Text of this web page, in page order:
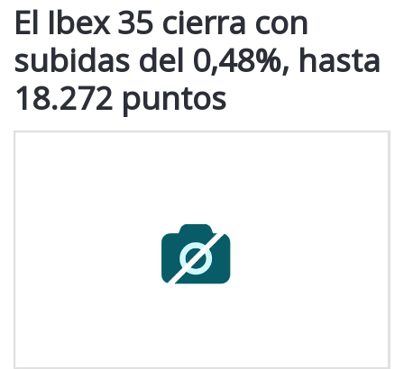
El Ibex 35 cierra con
subidas del 0,48%, hasta
18.272 puntos